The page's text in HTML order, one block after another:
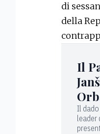
di
della
Il
Il
leader